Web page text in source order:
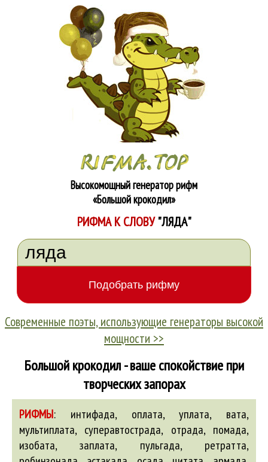
Высокомощный генератор рифм
«Большой крокодил»
РИФМА К СЛОВУ"ЛЯДА"
Современные поэты, использующие генераторы высокой
мощности >>
Большой крокодил - ваше спокойствие при
творческих запорах
РИФМЫ: интифада, оплата, уплата, вата,
мультиплата, суперавтострада, отрада, помада,
изобата, заплата, пульгада, ретратта,